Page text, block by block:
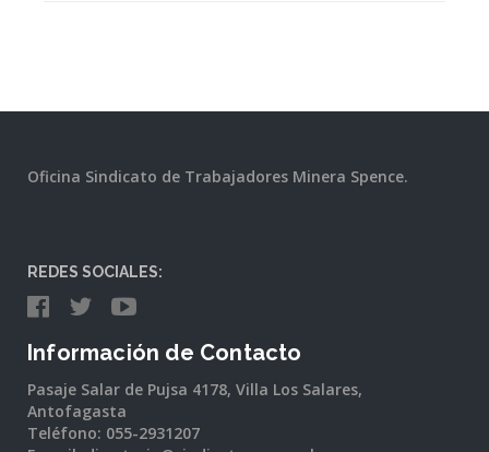
Oficina Sindicato de Trabajadores Minera Spence.
REDES SOCIALES:
Información de Contacto
Pasaje Salar de Pujsa 4178, Villa Los Salares,
Antofagasta
Teléfono: 055-2931207